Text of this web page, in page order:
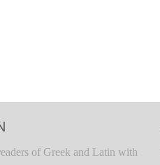
of Greek and Latin with